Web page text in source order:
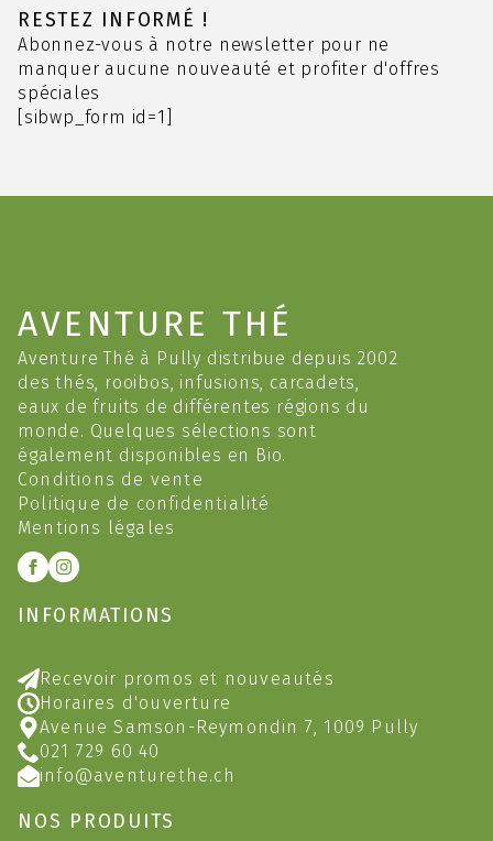
options
peuvent
être
sur
RESTEZ INFORMÉ !
Abonnez-vous à notre newsletter pour ne
manquer aucune nouveauté et profiter d'offres
spéciales
[sibwp_form id=1]
AVENTURE THÉ
Aventure Thé à Pully distribue depuis 2002
des thés, rooibos, infusions, carcadets,
eaux de fruits de différentes régions du
monde. Quelques sélections sont
également disponibles en Bio.
Conditions de vente
Politique de confidentialité
Mentions légales
INFORMATIONS
Recevoir promos et nouveautés
Horaires d'ouverture
Avenue Samson-Reymondin 7, 1009 Pully
021 729 60 40
info@aventurethe.ch
NOS PRODUITS